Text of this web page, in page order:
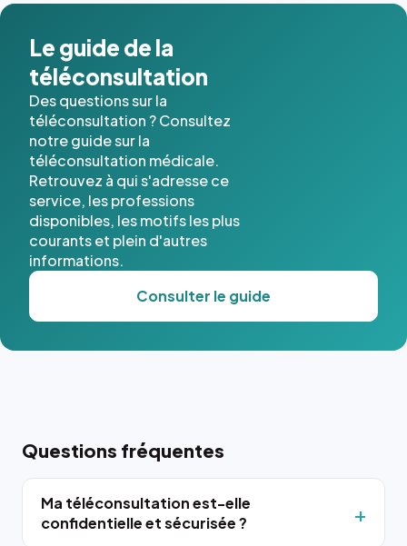
Le guide de la
téléconsultation
Des questions sur la
téléconsultation ? Consultez
notre guide sur la
téléconsultation médicale.
Retrouvez à qui s'adresse ce
service, les professions
disponibles, les motifs les plus
courants et plein d'autres
informations.
Consulter le guide
Questions fréquentes
Ma téléconsultation est-elle
confidentielle et sécurisée ?